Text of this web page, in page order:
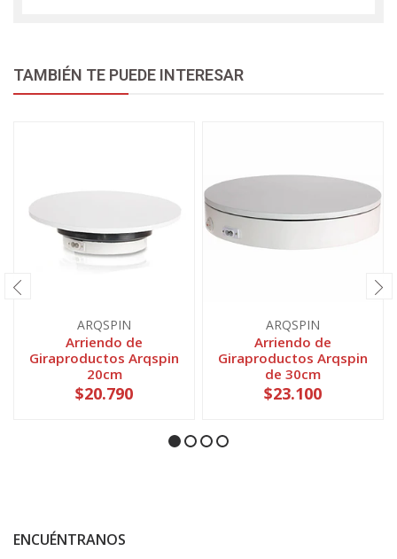
TAMBIÉN TE PUEDE INTERESAR
ARQSPIN
Arriendo de
Giraproductos Arqspin
20cm
$20.790
ARQSPIN
Arriendo de
Giraproductos Arqspin
de 30cm
$23.100
ENCUÉNTRANOS